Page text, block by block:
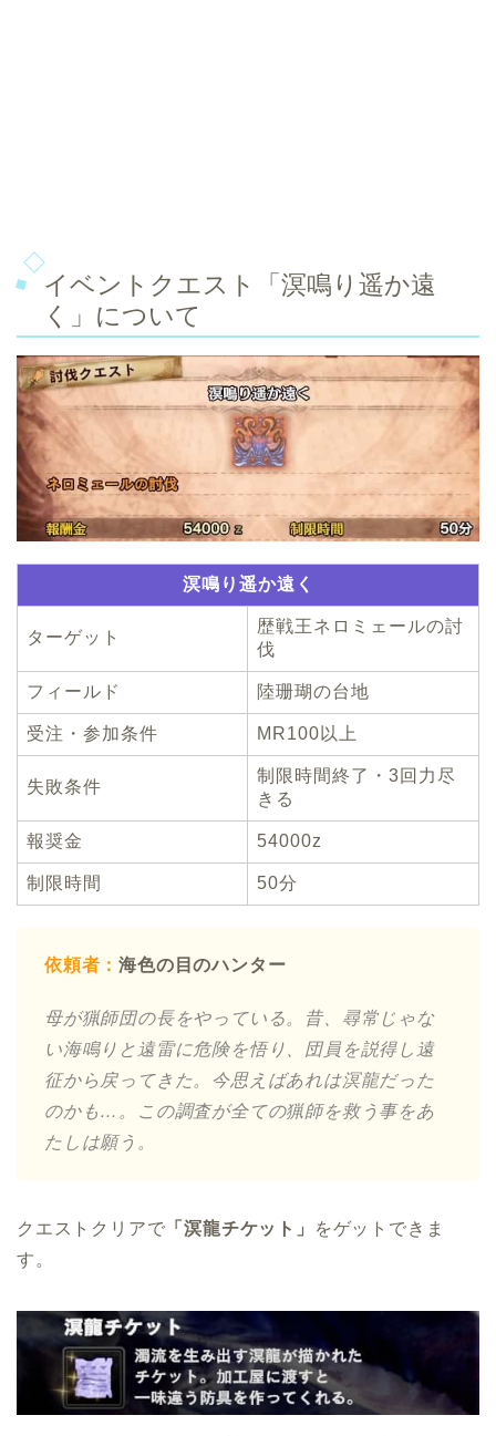
イベントクエスト「溟鳴り遥か遠
く」について
溟鳴り遥か遠く
ターゲット
歴戦王ネロミェールの討
伐
フィールド 陸珊瑚の台地
受注・参加条件 MR100以上
失敗条件
制限時間終了・3回力尽
きる
報奨金 54000z
制限時間 50分
依頼者：海色の目のハンター
母が猟師団の長をやっている。昔、尋常じゃな
い海鳴りと遠雷に危険を悟り、団員を説得し遠
征から戻ってきた。今思えばあれは溟龍だった
のかも…。この調査が全ての猟師を救う事をあ
たしは願う。
クエストクリアで 「溟龍チケット」
をゲットできま
す。